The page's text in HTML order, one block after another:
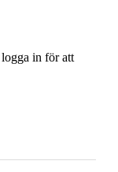
in för att